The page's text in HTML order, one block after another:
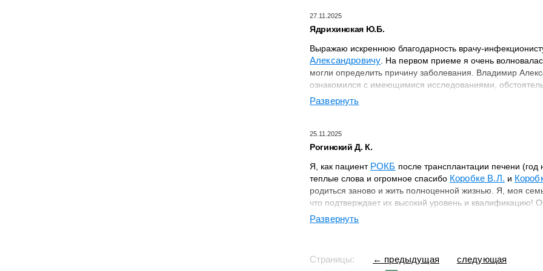
27.11.2025
Ядрихинская Ю.Б.
Выражаю искреннюю благодарность врачу-
Александровичу . На первом приеме я очень
могли определить причину заболевания. Владимир
ознакомился с имеющимися исследованиями,
какого-либо страшного диагноза (некорректно
обычной поликлинике), потому что общая картина
была безупречна по всем пунктам: 1. Высочайший
Умение донести до пациента доступным языком
выздоровление. Человеколюбие и эмпатия,
назначенные исследования. Особо хочется отметить
Елескиной Жанны Анатольевны, которая перед
мне время, с уважением ответила на имеющиеся
Развернуть
25.11.2025
Рогинский Д. К.
Я, как пациент РОКБ после трансплантации печени (год
теплые слова и огромное спасибо Коробке В.Л. и
родиться заново и жить полноценной жизнью. Я, моя
что подтверждает их высокий уровень и квалификацию!
комментариям на сайте, где пишут грязь люди, не
огромным уважением и признательностью, Рогинские!
Развернуть
Страницы: ← предыдущая следующая